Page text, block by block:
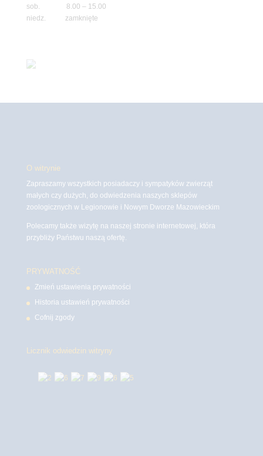
sob. 8.00 – 15.00
niedz. zamknięte
O witrynie
Zapraszamy wszystkich posiadaczy i sympatyków zwierząt
małych czy dużych, do odwiedzenia naszych sklepów
zoologicznych w Legionowie i Nowym Dworze Mazowieckim
Polecamy także wizytę na naszej stronie internetowej, która
przybliży Państwu naszą ofertę.
PRYWATNOŚĆ
Zmień ustawienia prywatności
Historia ustawień prywatności
Cofnij zgody
Licznik odwiedzin witryny